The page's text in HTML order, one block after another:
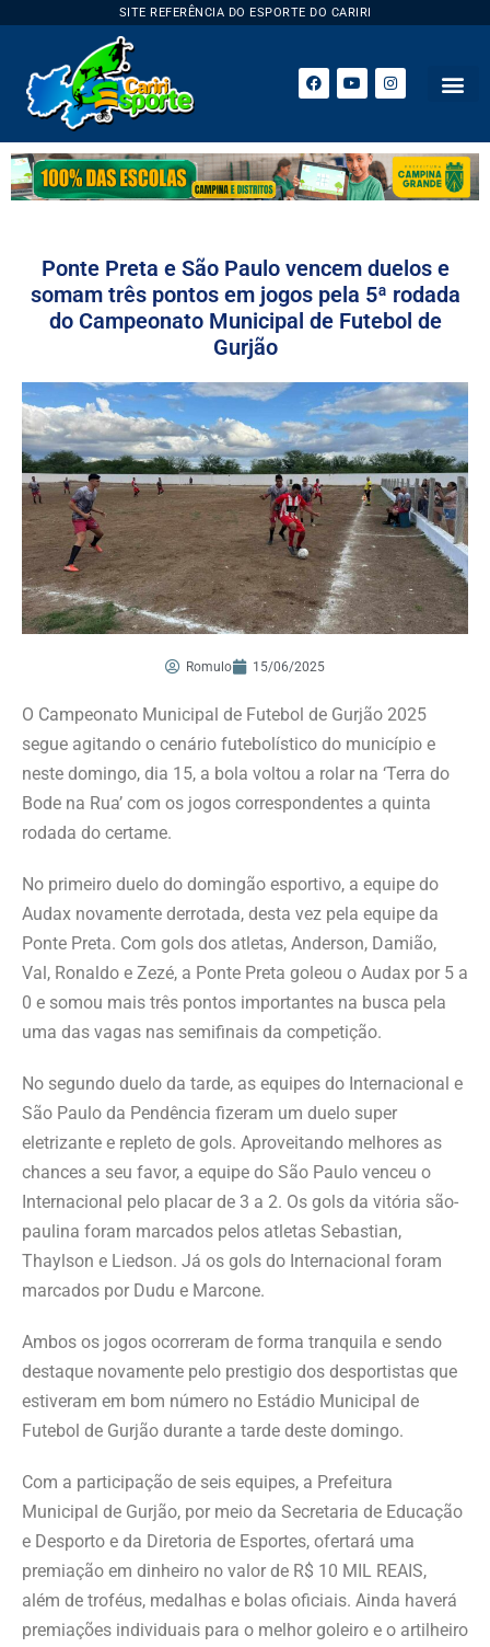
SITE REFERÊNCIA DO ESPORTE DO CARIRI
Ponte Preta e São Paulo vencem duelos e
somam três pontos em jogos pela 5ª rodada
do Campeonato Municipal de Futebol de
Gurjão
Romulo 15/06/2025
O Campeonato Municipal de Futebol de Gurjão 2025
segue agitando o cenário futebolístico do município e
neste domingo, dia 15, a bola voltou a rolar na ‘Terra do
Bode na Rua’ com os jogos correspondentes a quinta
rodada do certame.
No primeiro duelo do domingão esportivo, a equipe do
Audax novamente derrotada, desta vez pela equipe da
Ponte Preta. Com gols dos atletas, Anderson, Damião,
Val, Ronaldo e Zezé, a Ponte Preta goleou o Audax por 5 a
0 e somou mais três pontos importantes na busca pela
uma das vagas nas semifinais da competição.
No segundo duelo da tarde, as equipes do Internacional e
São Paulo da Pendência fizeram um duelo super
eletrizante e repleto de gols. Aproveitando melhores as
chances a seu favor, a equipe do São Paulo venceu o
Internacional pelo placar de 3 a 2. Os gols da vitória são-
paulina foram marcados pelos atletas Sebastian,
Thaylson e Liedson. Já os gols do Internacional foram
marcados por Dudu e Marcone.
Ambos os jogos ocorreram de forma tranquila e sendo
destaque novamente pelo prestigio dos desportistas que
estiveram em bom número no Estádio Municipal de
Futebol de Gurjão durante a tarde deste domingo.
Com a participação de seis equipes, a Prefeitura
Municipal de Gurjão, por meio da Secretaria de Educação
e Desporto e da Diretoria de Esportes, ofertará uma
premiação em dinheiro no valor de R$ 10 MIL REAIS,
além de troféus, medalhas e bolas oficiais. Ainda haverá
premiações individuais para o melhor goleiro e o artilheiro